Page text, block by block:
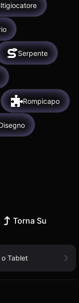
Serpente
Rompicapo
Torna Su
Tablet